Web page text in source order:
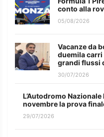
conto alla
05/08/2026
Vacanze da
duemila carri
grandi flussi
30/07/2026
L’Autodromo
novembre la prova
29/07/2026